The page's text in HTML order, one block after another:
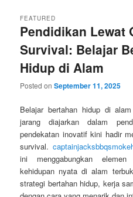
Pendidikan Lewat
Survival: Belajar
Hidup di Alam
FEATURED
Posted onSeptember 11, 2025
Belajar bertahan hidup di
jarang diajarkan dalam
pendekatan inovatif kini hadir
survival.
ini menggabungkan
kehidupan nyata di alam
strategi bertahan hidup, kerja